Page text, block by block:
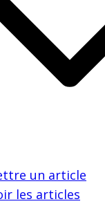
un article
les articles